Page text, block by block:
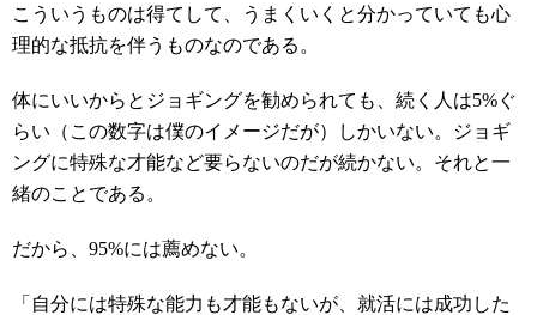
こういうものは得てして、うまくいくと分かっていても心
理的な抵抗を伴うものなのである。
体にいいからとジョギングを勧められても、続く人は5%ぐ
らい（この数字は僕のイメージだが）しかいない。ジョギ
ングに特殊な才能など要らないのだが続かない。それと一
緒のことである。
だから、95%には薦めない。
「自分には特殊な能力も才能もないが、就活には成功した